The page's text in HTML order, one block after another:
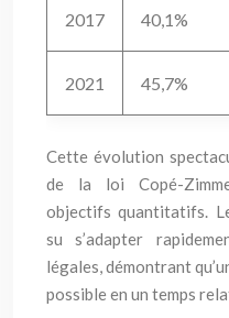
2017 40,1%
2021 45,7%
Cette évolution
de la loi Copé-
objectifs quantitatifs.
su s’adapter
légales, démontrant
possible en un temps